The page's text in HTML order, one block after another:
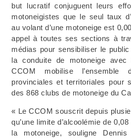
but lucratif conjuguent leurs
motoneigistes que le seul taux
au volant d’une motoneige est
appel à toutes ses sections à
médias pour sensibiliser le
la conduite de motoneige avec
CCOM mobilise l’ensemble
provinciales et territoriales pour
des 868 clubs de motoneige du
« Le CCOM souscrit depuis
qu’une limite d’alcoolémie de
la motoneige, souligne